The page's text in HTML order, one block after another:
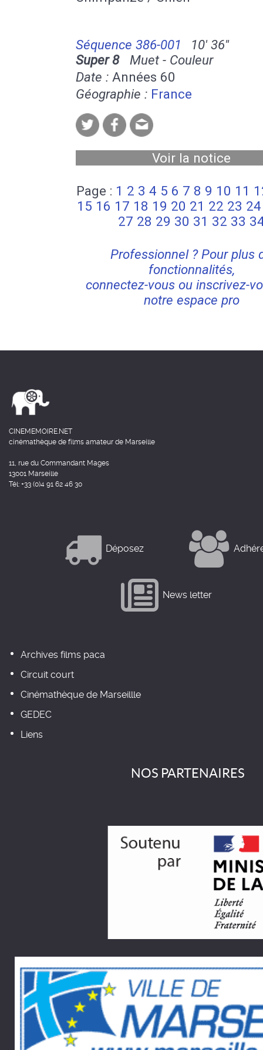
Séquence 386-001
10' 36''
Super 8Muet - Couleur
Date : Années 60
Géographie : France
Voir la notice
Page : 1 2 3 4 5 6 7 8 9 10 11
15 16 17 18 19 20 21 22 23 24
27 28 29 30 31 32 33
Professionnel ? Pour plus
fonctionnalités,
connectez-vous ou inscrivez-
notre espace pro
CINEMEMOIRE.NET
cinémathèque de films amateur de Marseille
11, rue du Commandant Mages
13001 Marseille
Tél: +33 (0)4 91 62 46 30
Déposez
News letter
Archives films paca
Circuit court
Cinémathèque de Marseillle
GEDEC
Liens
NOS PARTENAIRES